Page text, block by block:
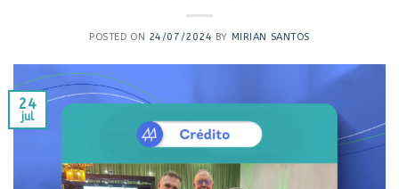
POSTED ON 24/07/2024 BY MIRIAN SANTOS
24
jul